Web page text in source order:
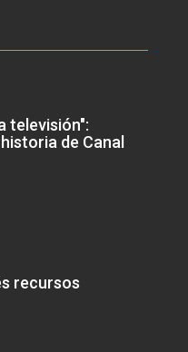
televisión":
de Canal
recursos